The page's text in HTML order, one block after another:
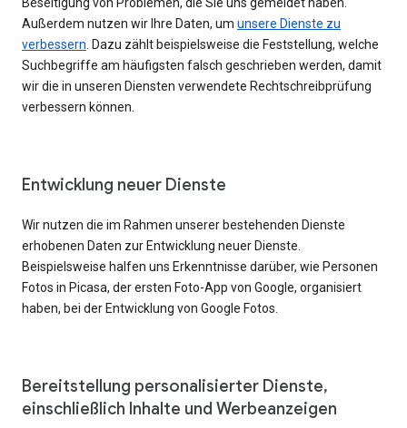
Außerdem nutzen wir Ihre Daten, um unsere Dienste zu
verbessern . Dazu zählt beispielsweise die Feststellung, welche
Suchbegriffe am häufigsten falsch geschrieben werden, damit
wir die in unseren Diensten verwendete Rechtschreibprüfung
verbessern können.
Entwicklung neuer Dienste
Wir nutzen die im Rahmen unserer bestehenden Dienste
erhobenen Daten zur Entwicklung neuer Dienste.
Beispielsweise halfen uns Erkenntnisse darüber, wie Personen
Fotos in Picasa, der ersten Foto-App von Google, organisiert
haben, bei der Entwicklung von Google Fotos.
Bereitstellung personalisierter Dienste,
einschließlich Inhalte und Werbeanzeigen